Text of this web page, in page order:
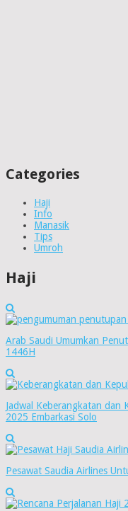
Categories
Haji
Info
Manasik
Tips
Umroh
Haji
Arab Saudi Umumkan
1446H
Jadwal Keberangkatan dan
2025 Embarkasi Solo
Pesawat Saudia Airlines